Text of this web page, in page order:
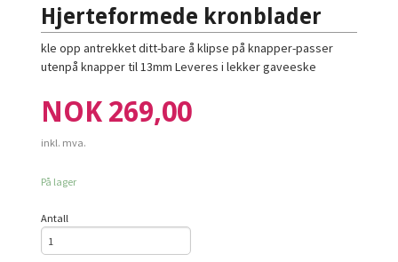
Hjerteformede kronblader
kle opp antrekket ditt-bare å klipse på knapper-passer
utenpå knapper til 13mm Leveres i lekker gaveeske
Pris
NOK 269,00
inkl. mva.
På lager
Antall